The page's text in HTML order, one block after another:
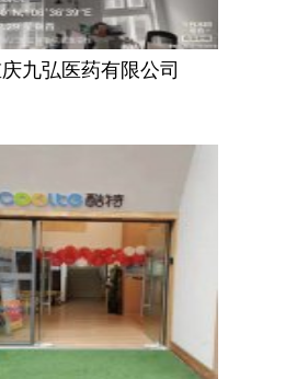
九弘医药有限公司